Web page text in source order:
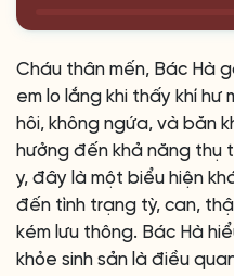
Cháu thân mến, Bác Hà
em lo lắng khi thấy khí hư
hôi, không ngứa, và băn
hưởng đến khả năng thụ
y, đây là một biểu hiện
đến tình trạng tỳ, can,
kém lưu thông. Bác Hà
khỏe sinh sản là điều